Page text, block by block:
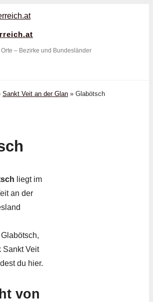
– Bezirke und Bundesländer
Sankt Veit an der Glan » Glabötsch
liegt im
an der
Sankt Veit
du hier.
von